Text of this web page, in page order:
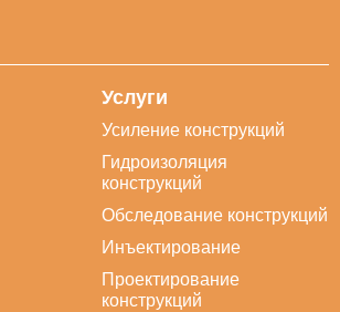
Услуги
Усиление конструкций
Гидроизоляция
конструкций
Обследование конструкций
Инъектирование
Проектирование
конструкций